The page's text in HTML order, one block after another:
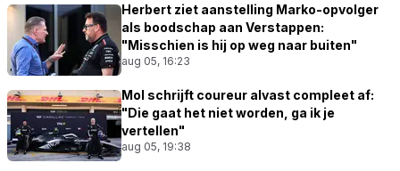
Herbert ziet aanstelling Marko-opvolger
als boodschap aan Verstappen:
"Misschien is hij op weg naar buiten"
aug 05, 16:23
Mol schrijft coureur alvast compleet af:
"Die gaat het niet worden, ga ik je
vertellen"
aug 05, 19:38